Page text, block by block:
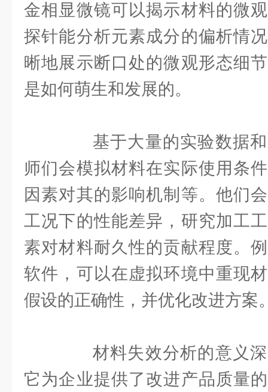
金相显微镜可以揭示材料的微
探针能分析元素成分的偏析情
晰地展示断口处的微观形态细
是如何萌生和发展的。
基于大量的实验数据和
师们会模拟材料在实际使用条
因素对其的影响机制等。他们
工况下的性能差异，研究加工
素对材料耐久性的贡献程度。
软件，可以在虚拟环境中重现
假设的正确性，并优化改进方案
材料失效分析的意义深
它为企业提供了改进产品质量